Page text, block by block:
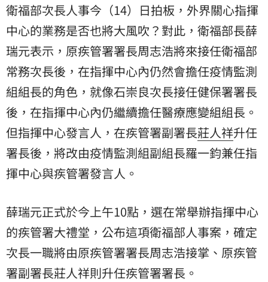
衛福部次長人事今（14）日拍板，外界關心指揮
中心的業務是否也將大風吹？對此，衛福部長薛
瑞元表示，原疾管署署長周志浩將來接任衛福部
常務次長後，在指揮中心內仍然會擔任疫情監測
組組長的角色，就像石崇良次長接任健保署署長
後，在指揮中心內仍繼續擔任醫療應變組組長。
但指揮中心發言人，在疾管署副署長莊人祥升任
署長後，將改由疫情監測組副組長羅一鈞兼任指
揮中心與疾管署發言人。
薛瑞元正式於今上午10點，選在常舉辦指揮中心
的疾管署大禮堂，公布這項衛福部人事案，確定
次長一職將由原疾管署署長周志浩接掌、原疾管
署副署長莊人祥則升任疾管署署長。